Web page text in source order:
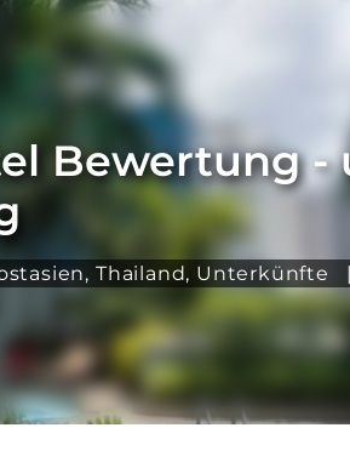
Bewertung -
, Thailand, Unterkünfte |